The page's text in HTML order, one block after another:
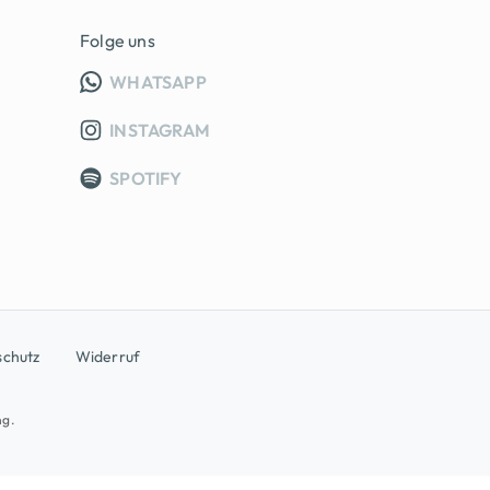
Folge uns
WHATSAPPINFO GRUPPE (OEFFNET IN
INSTAGRAM
SPOTIFY
Widerruf